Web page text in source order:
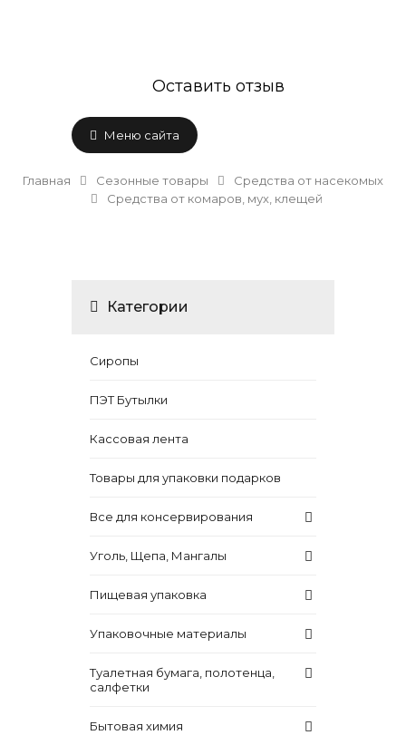
Оставить отзыв
Меню сайта
Главная Сезонные товары
Средства от насекомых
Средства от комаров, мух, клещей
Категории
Сиропы
ПЭТ Бутылки
Кассовая лента
Товары для упаковки подарков
Все для консервирования
Уголь, Щепа, Мангалы
Пищевая упаковка
Упаковочные материалы
Туалетная бумага, полотенца,
салфетки
Бытовая химия